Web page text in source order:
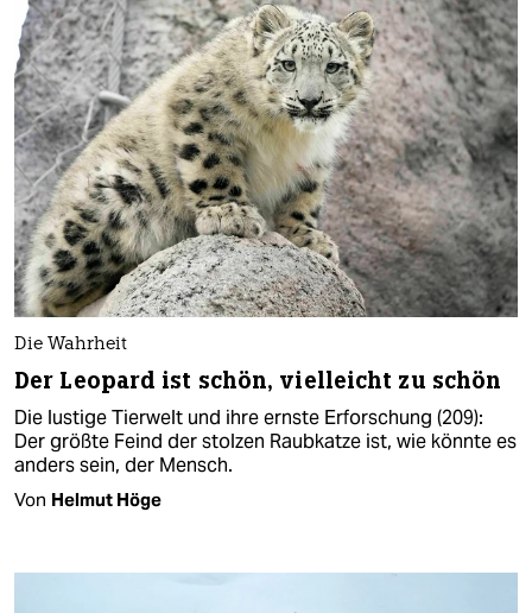
Die Wahrheit
Der Leopard ist schön, vielleicht zu schön
Die lustige Tierwelt und ihre ernste Erforschung (209):
Der größte Feind der stolzen Raubkatze ist, wie könnte es
anders sein, der Mensch.
Von Helmut Höge